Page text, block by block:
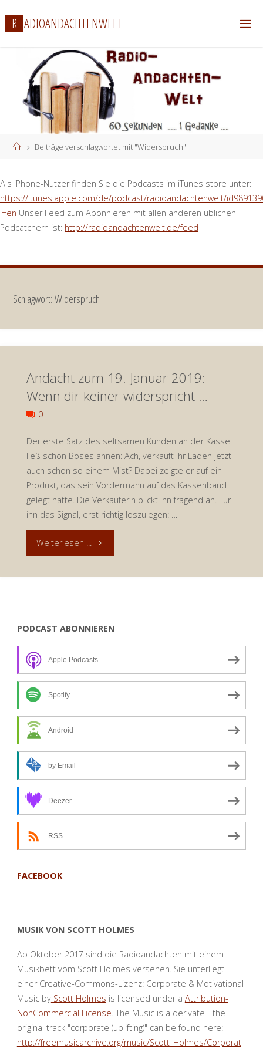
Inhalt
springen
R ADIOANDACHTENWELT
StartBeiträge verschlagwortet mit "Widerspruch"
Als iPhone-Nutzer finden Sie die Podcasts im iTunes store unter:
https://itunes.apple.com/de/podcast/radioandachtenwelt/
l=en Unser Feed zum Abonnieren mit allen anderen üblichen
Podcatchern ist: http://radioandachtenwelt.de/feed
Schlagwort:Widerspruch
Andacht zum 19. Januar 2019:
Wenn dir keiner widerspricht …
0
Der erste Satz des seltsamen Kunden an der Kasse
ließ schon Böses ahnen: Ach, verkauft ihr Laden jetzt
auch schon so einem Mist? Dabei zeigte er auf ein
Produkt, das sein Vordermann auf das Kassenband
gelegt hatte. Die Verkäuferin blickt ihn fragend an. Für
ihn das Signal, erst richtig loszulegen: …
Weiterlesen ... "Andacht
2019:
keiner
widerspricht
PODCAST ABONNIEREN
Apple Podcasts
Spotify
Android
by Email
Deezer
RSS
FACEBOOK
MUSIK VON SCOTT HOLMES
Ab Oktober 2017 sind die Radioandachten mit einem
Musikbett vom Scott Holmes versehen. Sie unterliegt
einer Creative-Commons-Lizenz: Corporate & Motivational
Music byScott Holmes is licensed under a Attribution-
NonCommercial License. The Music is a derivate - the
original track "corporate (uplifting)" can be found here:
http://freemusicarchive.org/music/Scott_Holmes/Corporat